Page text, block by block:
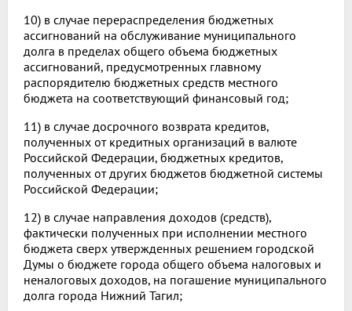
10) в случае перераспределения бюджетных
ассигнований на обслуживание муниципального
долга в пределах общего объема бюджетных
ассигнований, предусмотренных главному
распорядителю бюджетных средств местного
бюджета на соответствующий финансовый год;
11) в случае досрочного возврата кредитов,
полученных от кредитных организаций в валюте
Российской Федерации, бюджетных кредитов,
полученных от других бюджетов бюджетной системы
Российской Федерации;
12) в случае направления доходов (средств),
фактически полученных при исполнении местного
бюджета сверх утвержденных решением городской
Думы о бюджете города общего объема налоговых и
неналоговых доходов, на погашение муниципального
долга города Нижний Тагил;